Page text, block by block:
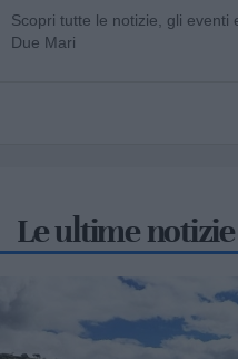
Scopri tutte le notizie, gli eventi
Due Mari
Le ultime